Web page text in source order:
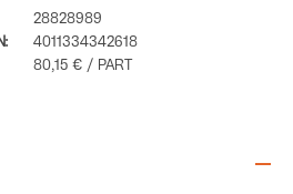
28828989
4011334342618
80,15 € / PART